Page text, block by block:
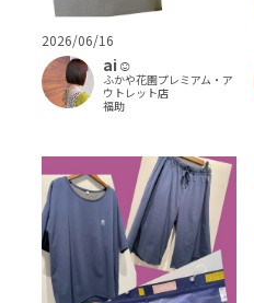
2026/06/16
ai‪‪☺︎‬
ふかや花園プレミアム・ア
ウトレット店
福助